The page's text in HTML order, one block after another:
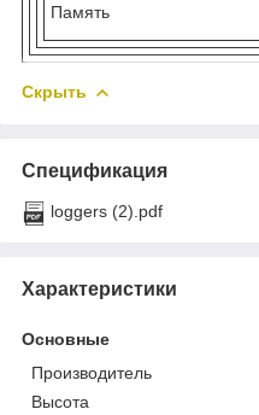
Память
Скрыть
Спецификация
loggers (2).pdf
Характеристики
Основные
Производитель
Высота